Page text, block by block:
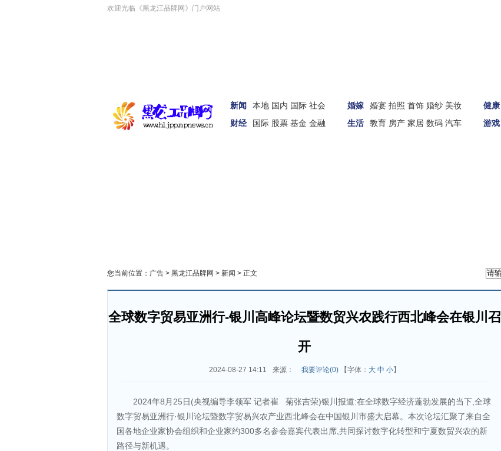
欢迎光临《黑龙江品牌网》门户网站
新闻 本地 国内 国际 社会
财经
国际 股票 基金 金融
婚嫁 婚宴 拍照 首饰 婚纱 美妆
生活
教育 房产 家居 数码 汽车
健康
游戏
您当前位置： 广告 > 黑龙江品牌网 > 新闻 > 正文
全球数字贸易亚洲行-银川高峰论坛暨数贸兴农践行西北峰会在银川召
开
2024-08-27 14:11 来源： 我要评论(0)【字体： 大 中 小】
2024年8月25日(央视编导李领军 记者崔 菊张吉荣)银川报道:在全球数字经济蓬勃发展的当下,全球
数字贸易亚洲行·银川论坛暨数字贸易兴农产业西北峰会在中国银川市盛大启幕。本次论坛汇聚了来自全
国各地企业家协会组织和企业家约300多名参会嘉宾代表出席,共同探讨数字化转型和宁夏数贸兴农的新
路径与新机遇。